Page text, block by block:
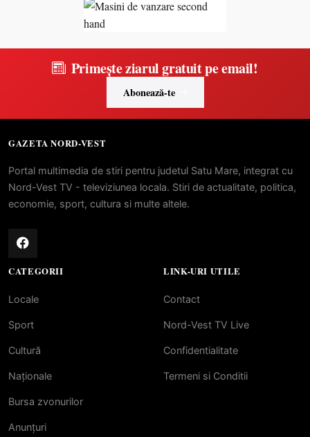
Primește ziarul gratuit pe email!
Abonează-te
GAZETA NORD-VEST
Portal multimedia de stiri pentru judetul Satu Mare, integrat cu
Nord-Vest TV - televiziunea locala. Stiri de actualitate, politica,
economie, sport, cultura si multe altele.
CATEGORII
Locale
Sport
Cultură
Naționale
Bursa zvonurilor
Anunțuri
LINK-URI UTILE
Contact
Nord-Vest TV Live
Confidentialitate
Termeni si Conditii